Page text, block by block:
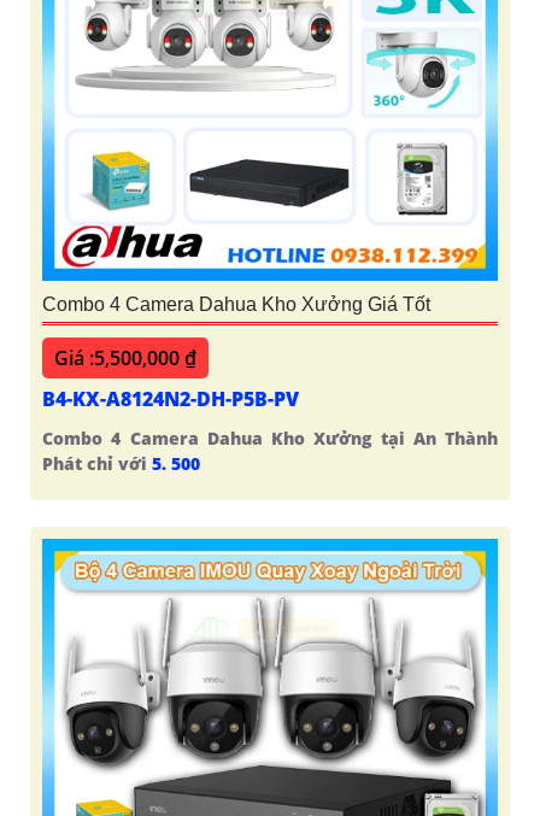
Combo 4 Camera Dahua Kho Xưởng Giá Tốt
Giá :5,500,000 ₫
B4-KX-A8124N2-DH-P5B-PV
Combo 4 Camera Dahua Kho Xưởng tại An Thành
Phát chỉ với 5. 500